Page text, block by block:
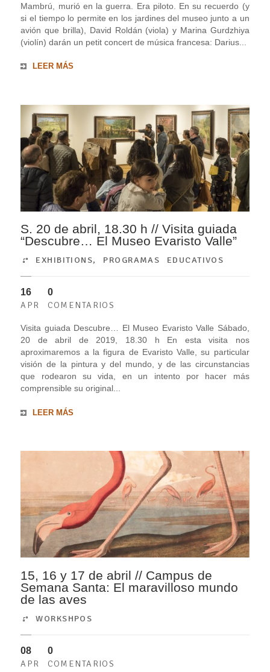
Mambrú, murió en la guerra. Era piloto. En su recuerdo (y
si el tiempo lo permite en los jardines del museo junto a un
avión que brilla), David Roldán (viola) y Marina Gurdzhiya
(violín) darán un petit concert de música francesa: Darius...
LEER MÁS
S. 20 de abril, 18.30 h // Visita guiada
“Descubre… El Museo Evaristo Valle”
EXHIBITIONS, PROGRAMAS EDUCATIVOS
16
APR
0
COMENTARIOS
Visita guiada Descubre… El Museo Evaristo Valle Sábado,
20 de abril de 2019, 18.30 h En esta visita nos
aproximaremos a la figura de Evaristo Valle, su particular
visión de la pintura y del mundo, y de las circunstancias
que rodearon su vida, en un intento por hacer más
comprensible su original...
LEER MÁS
15, 16 y 17 de abril // Campus de
Semana Santa: El maravilloso mundo
de las aves
WORKSHPOS
08
APR
0
COMENTARIOS